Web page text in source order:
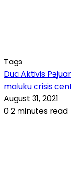
Tags
Dua Aktivis
maluku crisis
August 31, 2021
02 minutes read